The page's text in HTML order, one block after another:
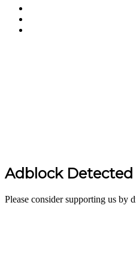
Adblock Detected
Please consider supporting us by